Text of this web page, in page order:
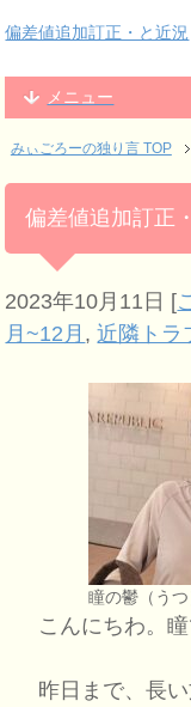
偏差値追加訂正・と近況
メニュー
みぃごろーの独り言 TOP
偏差値追加訂正
2023年10月11日 [
月~12月 ,近隣トラ
瞳の鬱（う
こんにちわ。瞳
昨日まで、長い